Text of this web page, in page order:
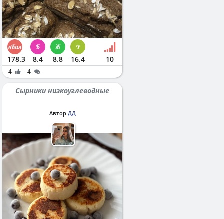
178.3 8.4 8.8 16.4 10
4 4
Сырники низкоуглеводные
Автор ДД